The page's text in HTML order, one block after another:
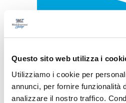
Questo sito web utilizza i
Utilizziamo i cookie per
annunci, per fornire funzionalità
analizzare il nostro traffico.